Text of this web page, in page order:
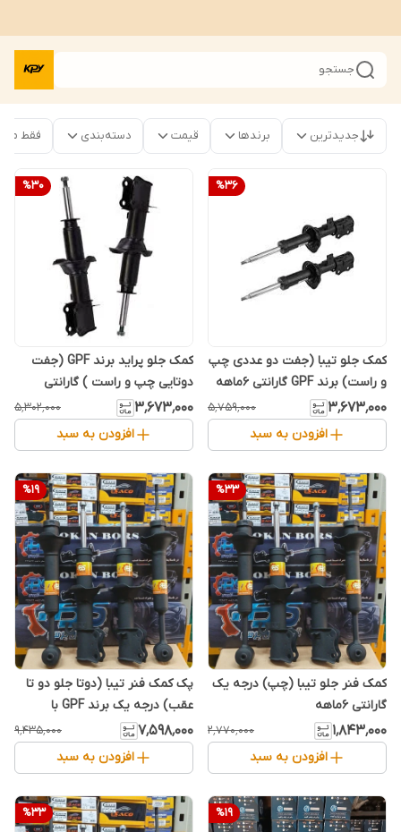
جستجو
جدیدترین برندها قیمت دسته‌بندی فقط
%36
کمک جلو تیبا (جفت دو عددی چپ
و راست) برند GPF گارانتی 6ماهه
۳٬۶۷۳٬۰۰۰ ۵٬۷۵۹٬۰۰۰
افزودن به سبد
%30
کمک جلو پراید برند GPF (جفت
دوتایی چپ و راست ) گارانتی
۶ماهه شرکتی
۳٬۶۷۳٬۰۰۰ ۵٬۳۰۲٬۰۰۰
افزودن به سبد
%33
کمک فنر جلو تیبا (چپ) درجه یک
گارانتی 6ماهه
۱٬۸۴۳٬۰۰۰ ۲٬۷۷۰٬۰۰۰
افزودن به سبد
%19
پک کمک فنر تیبا (دوتا جلو دو تا
عقب) درجه یک برند GPF با
گارانتی 6ماهه
۷٬۵۹۸٬۰۰۰ ۹٬۴۳۵٬۰۰۰
افزودن به سبد
%19
%33